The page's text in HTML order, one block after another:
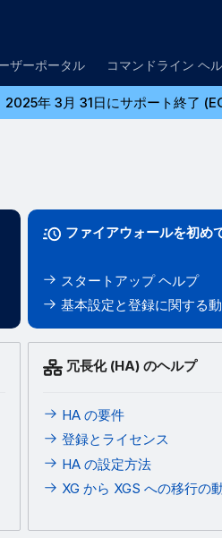
ザーポータル コマンドライン ヘ
年 3月 31日にサポート終了
ファイアウォールを初め
スタートアップ ヘルプ
基本設定と登録に関する
冗長化 (HA) のヘルプ
HA の要件
登録とライセンス
HA の設定方法
XG から XGS への移行の